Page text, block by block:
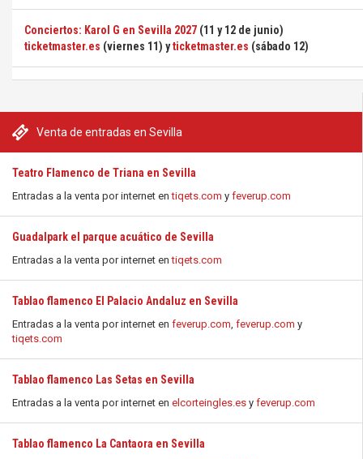
Venta de entradas en Sevilla
Teatro Flamenco de Triana en Sevilla
Entradas a la venta por internet entiqets.com y feverup.com
Guadalpark el parque acuático de Sevilla
Entradas a la venta por internet entiqets.com
Tablao flamenco El Palacio Andaluz en Sevilla
Entradas a la venta por internet en feverup.com feverup.com y
tiqets.com
Tablao flamenco Las Setas en Sevilla
Entradas a la venta por internet en elcorteingles.es y feverup.com
Tablao flamenco La Cantaora en Sevilla
Conciertos: Karol G en Sevilla 2027 (11 y 12 de junio)
ticketmaster.es (viernes 11) yticketmaster.es (sábado 12)